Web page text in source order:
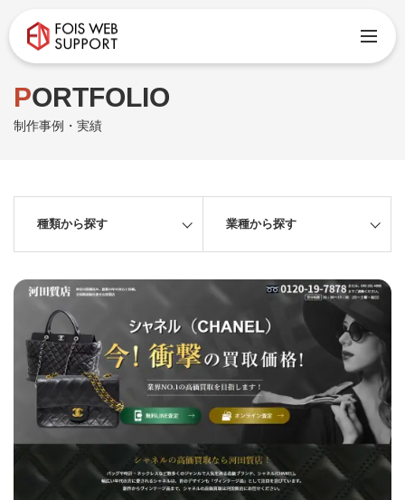
PORTFOLIO
制作事例・実績
種類から探す 業種から探す